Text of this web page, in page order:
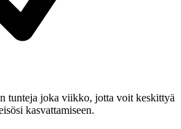
tunteja joka viikko, jotta voit keskittyä
kasvattamiseen.